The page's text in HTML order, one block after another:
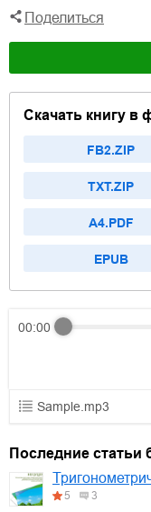
Поделиться
Скачать книгу в
FB2.ZIP
TXT.ZIP
A4.PDF
EPUB
00:00
Sample.mp3
02.mp3
03.mp3
Последние статьи
5 3